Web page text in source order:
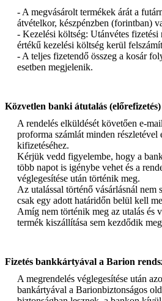
- A megvásárolt termékek árát a
átvételkor, készpénzben (forintban)
- Kezelési költség: Utánvétes fizetési
értékű kezelési költség kerül
- A teljes fizetendő összeg a kosár
esetben megjelenik.
Közvetlen banki átutalás (előrefizetés)
A rendelés elküldését követően e-
proforma számlát minden részletével
kifizetéséhez.
Kérjük vedd figyelembe, hogy a
több napot is igénybe vehet és a
véglegesítése után történik meg.
Az utalással történő vásárlásnál nem
csak egy adott határidőn belül kell
Amíg nem történik meg az utalás és
termék kiszállítása sem kezdődik
Fizetés bankkártyával a Barion
A megrendelés véglegesítése után
bankártyával a Barionbiztonságos